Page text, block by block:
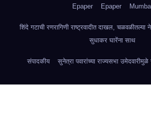
Epaper Epaper
शिंदे गटाची रणरागिणी राष्ट्रवादीत दाखल,
सुधाकर घारेंना साथ
संपादकीय सुनेत्रा पवारांच्या राज्यसभा उमेदवारीमुळे